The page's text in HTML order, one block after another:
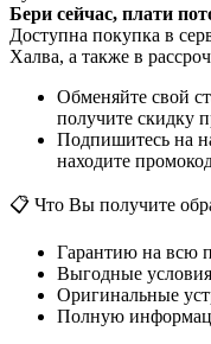
Бери сейчас, плати
Доступна покупка в
Халва, а также в
Обменяйте свой
получите скидку
Подпишитесь на
находите
📋 Что Вы получите
Гарантию на всю
Выгодные
Оригинальные
Полную